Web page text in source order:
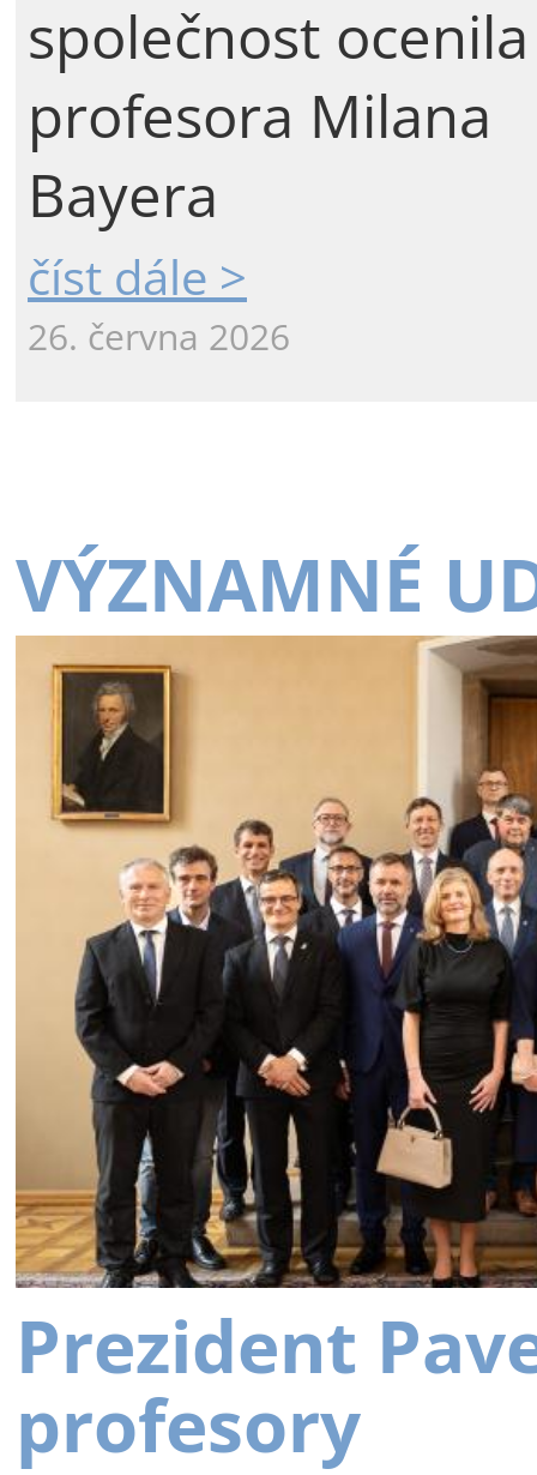
společnost ocenila
profesora Milana
Bayera
číst dále >
26. června 2026
VÝZNAMNÉ
Prezident
profesory